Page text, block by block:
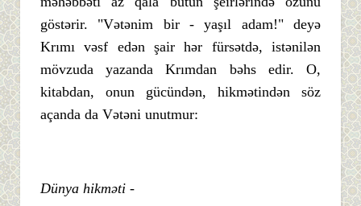
göstərir. "Vətənim bir - yaşıl adam!" deyə
Krımı vəsf edən şair hər fürsətdə, istənilən
mövzuda yazanda Krımdan bəhs edir. O,
kitabdan, onun gücündən, hikmətindən söz
açanda da Vətəni unutmur:
Dünya hikməti -